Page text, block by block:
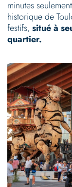
minutes
historique de
festifs, situé à
quartier..